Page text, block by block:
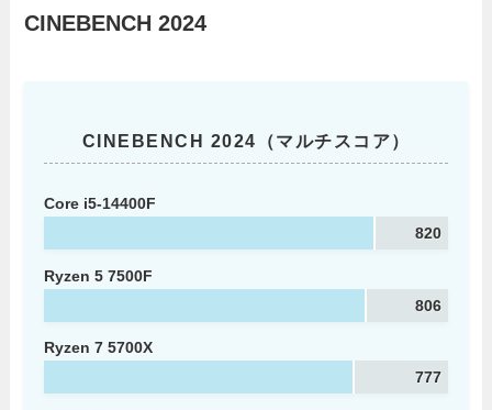
CINEBENCH 2024
CINEBENCH 2024（マルチスコア）
Core i5-14400F
820
Ryzen 5 7500F
806
Ryzen 7 5700X
777